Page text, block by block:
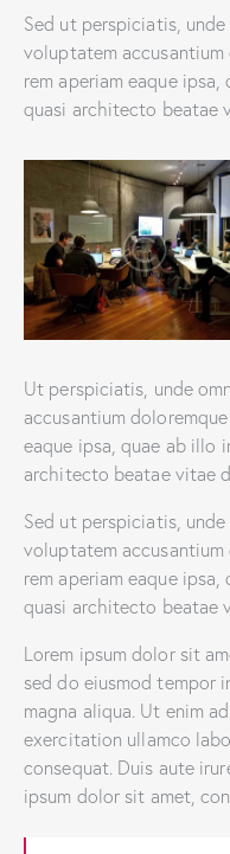
Sed ut perspiciatis,
voluptatem
rem aperiam eaque
quasi architecto beatae
Ut perspiciatis, unde
accusantium
eaque ipsa, quae ab illo
architecto beatae vitae
Sed ut perspiciatis,
voluptatem
rem aperiam eaque
quasi architecto beatae
Lorem ipsum dolor sit
sed do eiusmod tempor
magna aliqua. Ut enim
exercitation ullamco
consequat. Duis aute
ipsum dolor sit amet,